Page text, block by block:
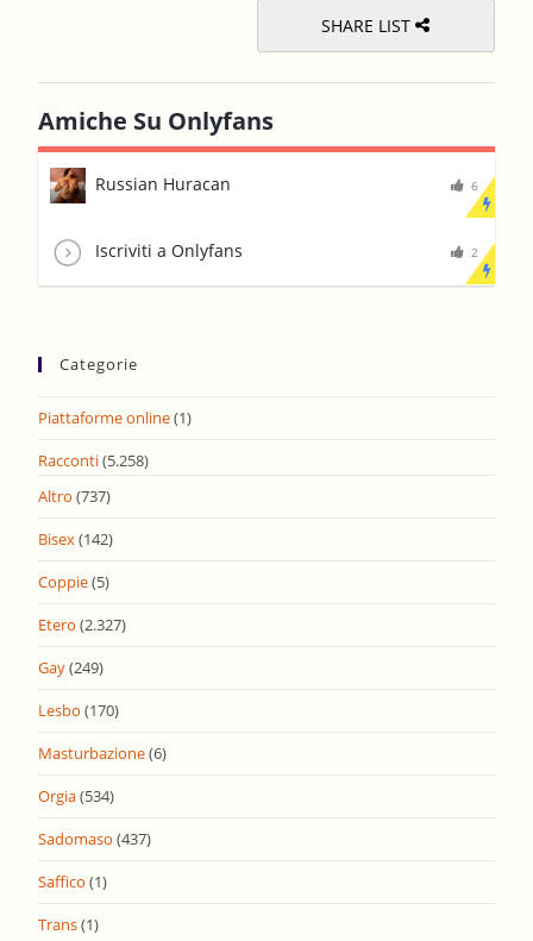
SHARE LIST
Amiche Su Onlyfans
Russian Huracan 6
Iscriviti a Onlyfans 2
Categorie
Piattaforme online(1)
Racconti(5.258)
Altro (737)
Bisex(142)
Coppie(5)
Etero (2.327)
Gay(249)
Lesbo (170)
Masturbazione(6)
Orgia(534)
Sadomaso (437)
Saffico (1)
Trans(1)